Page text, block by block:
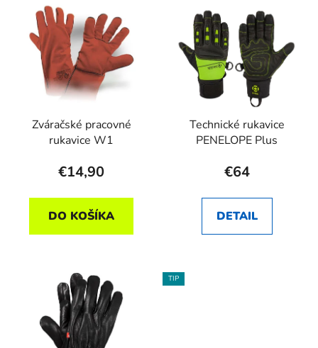
Zváračské pracovné
rukavice W1
€14,90
DO KOŠÍKA
Technické rukavice
PENELOPE Plus
€64
DETAIL
TIP